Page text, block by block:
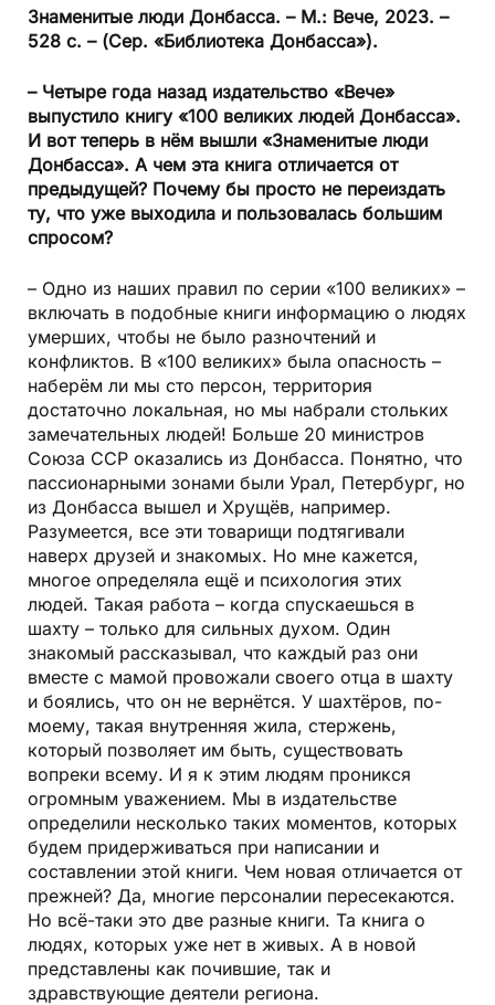
Знаменитые люди Донбасса. – М.: Вече, 2023. –
528 с. – (Сер. «Библиотека Донбасса»).
– Четыре года назад издательство «Вече»
выпустило книгу «100 великих людей Донбасса».
И вот теперь в нём вышли «Знаменитые люди
Донбасса». А чем эта книга отличается от
предыдущей? Почему бы просто не переиздать
ту, что уже выходила и пользовалась большим
спросом?
– Одно из наших правил по серии «100 великих» –
включать в подобные книги информацию о людях
умерших, чтобы не было разночтений и
конфликтов. В «100 великих» была опасность –
наберём ли мы сто персон, территория
достаточно локальная, но мы набрали стольких
замечательных людей! Больше 20 министров
Союза ССР оказались из Донбасса. Понятно, что
пассионарными зонами были Урал, Петербург, но
из Донбасса вышел и Хрущёв, например.
Разумеется, все эти товарищи подтягивали
наверх друзей и знакомых. Но мне кажется,
многое определяла ещё и психология этих
людей. Такая работа – когда спускаешься в
шахту – только для сильных духом. Один
знакомый рассказывал, что каждый раз они
вместе с мамой провожали своего отца в шахту
и боялись, что он не вернётся. У шахтёров, по-
моему, такая внутренняя жила, стержень,
который позволяет им быть, существовать
вопреки всему. И я к этим людям проникся
огромным уважением. Мы в издательстве
определили несколько таких моментов, которых
будем придерживаться при написании и
составлении этой книги. Чем новая отличается от
прежней? Да, многие персоналии пересекаются.
Но всё-таки это две разные книги. Та книга о
людях, которых уже нет в живых. А в новой
представлены как почившие, так и
здравствующие деятели региона.